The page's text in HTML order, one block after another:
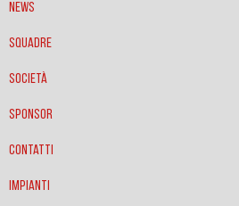
News
Squadre
Società
Sponsor
Contatti
Impianti